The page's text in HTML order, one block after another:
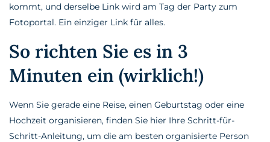
kommt, und derselbe Link wird am Tag der Party zum
Fotoportal. Ein einziger Link für alles.
So richten Sie es in 3
Minuten ein (wirklich!)
Wenn Sie gerade eine Reise, einen Geburtstag oder eine
Hochzeit organisieren, finden Sie hier Ihre Schritt-für-
Schritt-Anleitung, um die am besten organisierte Person